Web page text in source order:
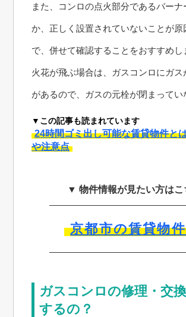
また、コンロの点火部分であるバー
か、正しく設置されていないことが
で、併せて確認することをおすすめし
火花が飛ぶ場合は、ガスコンロにガ
があるので、ガスの元栓が閉まってい
▼この記事も読まれています
24時間ゴミ出し可能な賃貸物件と
や注意点
▼ 物件情報が見たい方は
京都市の賃貸物
ガスコンロの修理・交
するの？